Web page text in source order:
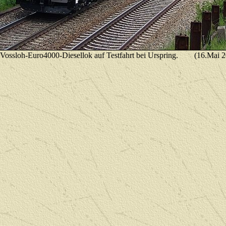
Euro4000-Diesellok auf Testfahrt bei Urspring. (16.Mai